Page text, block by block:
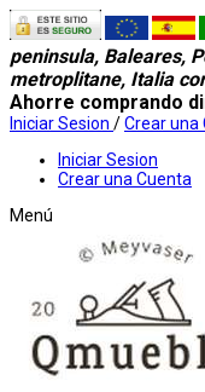
peninsula, Baleares,
metroplitane, Italia
Ahorre comprando
Iniciar Sesion /Crear una
Iniciar Sesion
Crear una Cuenta
Menú